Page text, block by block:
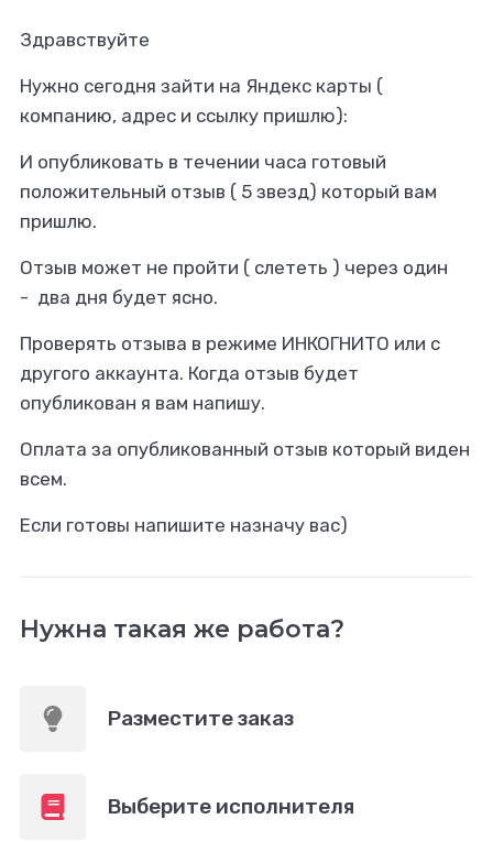
Здравствуйте
Нужно сегодня зайти на Яндекс карты (
компанию, адрес и ссылку пришлю):
И опубликовать в течении часа готовый
положительный отзыв ( 5 звезд) который вам
пришлю.
Отзыв может не пройти ( слететь ) через один
- два дня будет ясно.
Проверять отзыва в режиме ИНКОГНИТО или с
другого аккаунта. Когда отзыв будет
опубликован я вам напишу.
Оплата за опубликованный отзыв который виден
всем.
Если готовы напишите назначу вас)
Нужна такая же работа?
Разместите заказ
Выберите исполнителя